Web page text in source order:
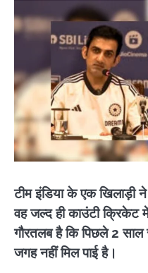
टीम इंडिया के एक खिलाड़ी
वह जल्द ही काउंटी
गौरतलब है कि पिछले 2 साल
जगह नहीं मिल पाई है।